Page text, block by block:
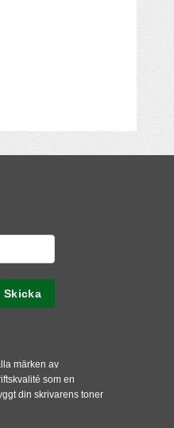
märken av
som en
din skrivarens toner